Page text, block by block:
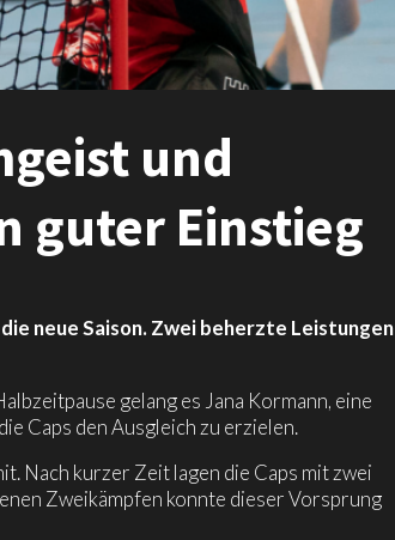
und
guter Einstieg
neue Saison. Zwei beherzte Leistungen
gelang es Jana Kormann, eine
Caps den Ausgleich zu erzielen.
Nach kurzer Zeit lagen die Caps mit zwei
Zweikämpfen konnte dieser Vorsprung